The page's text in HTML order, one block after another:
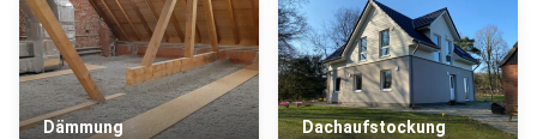
Dämmung Dachaufstockung